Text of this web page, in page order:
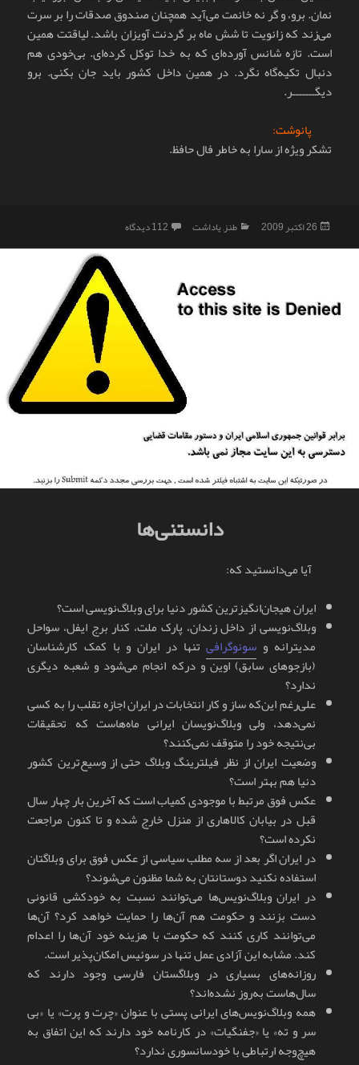
نمان. برو، و گر نه خانمت می‌آید همچنان صندوق صدقات را بر سرت
می‌زند که زانویت تا شش ماه بر گردنت آویزان باشد. لیاقتت همین
است. تازه شانس آورده‌ای که به خدا توکل کرده‌ای. بی‌خودی هم
دنبال تکیه‌گاه نگرد. در همین داخل کشور باید جان بکنی. برو
دیگـــــــر.
پانوشت:
تشکر ویژه از سارا به خاطر فال حافظ.
ارسال
در
26 اکتبر 2009 دسته‌ها
طنز,یاداشت 112 دیدگاه برای طالع‌بینی
دانستنی‌ها
آیا می‌دانستید که:
ایران هیجان‌انگیزترین کشور دنیا برای وبلاگ‌نویسی است؟
وبلاگ‌نویسی از داخل زندان، پارک ملت، کنار برج ایفل، سواحل
مدیترانه و سونوگرافیتنها در ایران و با کمک کارشناسان
(بازجوهای سابق) اوین و درکه انجام می‌شود و شعبه دیگری
ندارد؟
علی‌رغم این‌که ساز و کار انتخابات در ایران اجازه تقلب را به کسی
نمی‌دهد، ولی وبلاگ‌نویسان ایرانی ماه‌هاست که تحقیقات
بی‌نتیجه خود را متوقف نمی‌کنند؟
وضعیت ایران از نظر فیلترینگ وبلاگ حتی از وسیع‌ترین کشور
دنیا هم بهتر است؟
عکس فوق مرتبط با موجودی کمیاب است که آخرین بار چهار سال
قبل در بیابان کالاهاری از منزل خارج شده و تا کنون مراجعت
نکرده است؟
در ایران اگر بعد از سه مطلب سیاسی از عکس فوق برای وبلاگتان
استفاده نکنید دوستانتان به شما مظنون می‌شوند؟
در ایران وبلاگ‌نویس‌ها می‌توانند نسبت به خودکشی قانونی
دست بزنند و حکومت هم آن‌ها را حمایت خواهد کرد؟ آن‌ها
می‌توانند کاری کنند که حکومت با هزینه خود آن‌ها را اعدام
کند. مشابه این آزادی عمل تنها در سوئیس امکان‌پذیر است.
روزانه‌های بسیاری در وبلاگستان فارسی وجود دارند که
سال‌هاست به‌روز نشده‌اند؟
همه وبلاگ‌نویس‌های ایرانی پستی با عنوان «چرت و پرت» یا «بی
سر و ته» یا «جفنگیات» در کارنامه خود دارند که این اتفاق به
هیچ‌وجه ارتباطی با خودسانسوری ندارد؟